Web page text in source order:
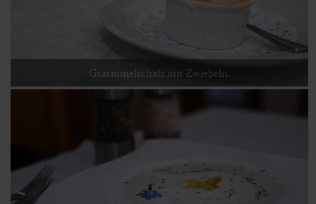
Grarmmelschalz mit Zwiebeln.